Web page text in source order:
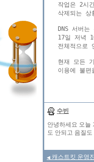
작업은 2시
삭제되는 상
DNS 서버
17일 저녁
전체적으로
현재 모든
이용에 불
수빈
안녕하세요 오늘
도 안되고 음질
◀ 캐스트킷 운영